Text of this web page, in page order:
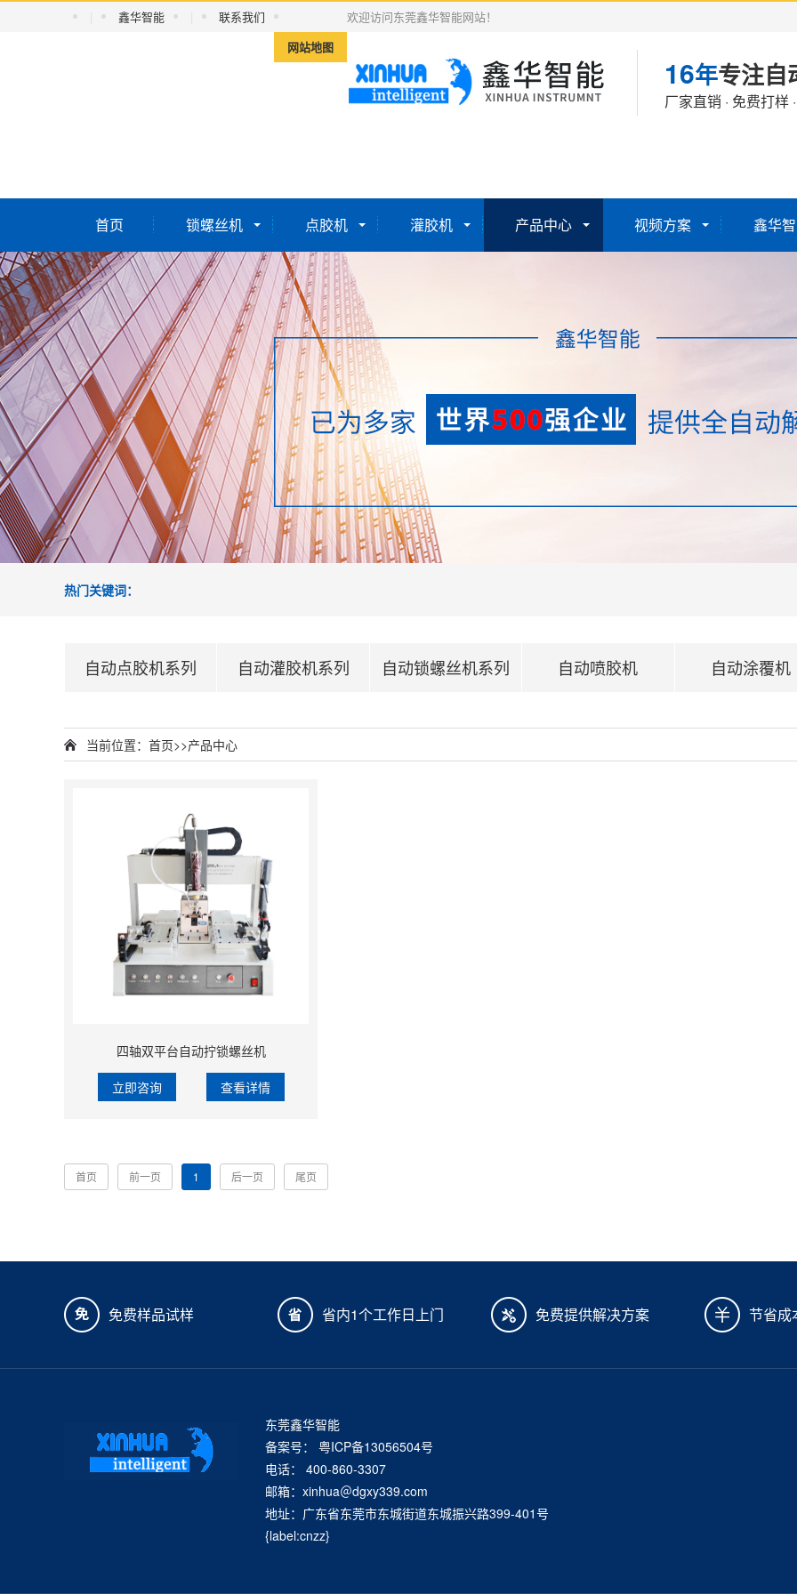
鑫华智能
联系我们
网站地图
欢迎访问东莞鑫华智能网站！
16年专注自
厂家直销 · 免费打样
首页 锁螺丝机 点胶机 灌胶机 产品中心 视频方案 鑫华
热门关键词：
自动点胶机系列 自动灌胶机系列 自动锁螺丝机系列 自动喷胶机 自动涂覆机
当前位置： 首页>>产品中心
四轴双平台自动拧锁螺丝机
立即咨询 查看详情
首页 前一页 1 后一页 尾页
免费样品试样 省内1个工作日上门 免费提供解决方案 节省成
东莞鑫华智能
备案号： 粤ICP备13056504号
电话： 400-860-3307
邮箱：xinhua＠dgxy339.com
地址：广东省东莞市东城街道东城振兴路399-401号
{label:cnzz}